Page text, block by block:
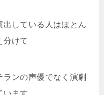
出している人はほとん
分けて
ンの声優でなく演劇